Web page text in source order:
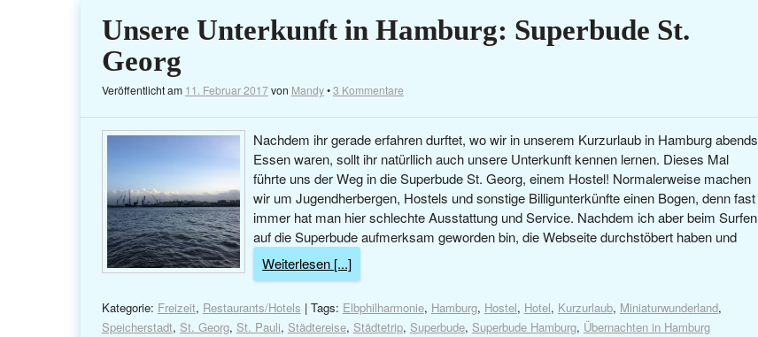
Unsere Unterkunft in Hamburg: Superbude St.
Georg
Veröffentlicht am 11. Februar 2017von Mandy•3 Kommentare
Nachdem ihr gerade erfahren durftet, wo wir in unserem Kurzurlaub in Hamburg abends
Essen waren, sollt ihr natürllich auch unsere Unterkunft kennen lernen. Dieses Mal
führte uns der Weg in die Superbude St. Georg, einem Hostel! Normalerweise machen
wir um Jugendherbergen, Hostels und sonstige Billigunterkünfte einen Bogen, denn fast
immer hat man hier schlechte Ausstattung und Service. Nachdem ich aber beim Surfen
auf die Superbude aufmerksam geworden bin, die Webseite durchstöbert haben und
Weiterlesen [...]
Kategorie: Freizeit, Restaurants/Hotels | Tags: Elbphilharmonie, Hamburg, Hostel, Hotel, Kurzurlaub, Miniaturwunderland,
Speicherstadt, St. Georg, St. Pauli, Städtereise, Städtetrip, Superbude, Superbude Hamburg, Übernachten in Hamburg